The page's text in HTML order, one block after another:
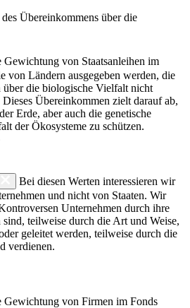
Übereinkommens über die
Gewichtung von Staatsanleihen im
von Ländern ausgegeben werden, die
über die biologische Vielfalt nicht
Übereinkommen zielt darauf ab,
Erde, aber auch die genetische
der Ökosysteme zu schützen.
Bei diesen Werten interessieren wir
und nicht von Staaten. Wir
Unternehmen durch ihre
teilweise durch die Art und Weise,
geleitet werden, teilweise durch die
verdienen.
Gewichtung von Firmen im Fonds